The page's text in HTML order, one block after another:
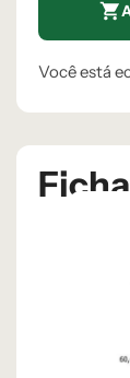
Você está